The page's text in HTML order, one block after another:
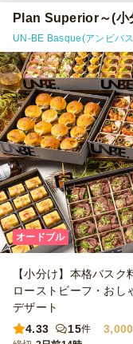
寧にご対応いただき、
片付け・撤収まで非常
行することができまし
皆さまの段取りの良さ
会があれば、ぜひ利用
Plan Superior～(小
UN-BE Basque(アンビバ
オードブル
【小分け】本格バス
ローストビーフ・おし
デザート
4.33
15件 3,000